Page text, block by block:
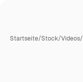
Startseite/Stock/Videos/